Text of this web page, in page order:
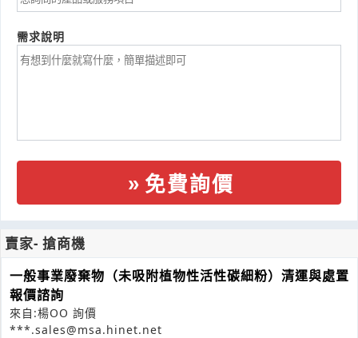
需求說明
免費詢價
賣家- 搶商機
一般事業廢棄物（未吸附植物性活性碳細粉）清運與處置
報價諮詢
來自:楊OO 詢價
***.sales@msa.hinet.net